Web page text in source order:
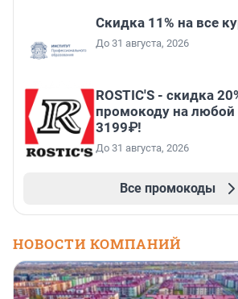
Скидка 11% на все
До 31 августа, 2026
ROSTIC'S - скидка
промокоду на любой
3199₽!
До 31 августа, 2026
Все промокоды
НОВОСТИ КОМПАНИЙ